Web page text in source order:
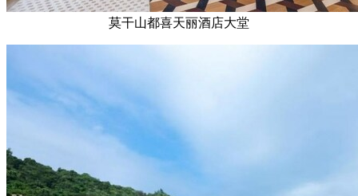
莫干山都喜天丽酒店大堂